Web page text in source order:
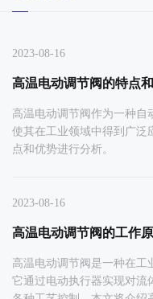
2023-08-16
高温电动调节阀的特点
高温电动调节阀作为一种自
使其在工业领域中得到广
点和优势进行分析。
2023-08-16
高温电动调节阀的工作
高温电动调节阀是一种在工
它通过电动执行器实现对流